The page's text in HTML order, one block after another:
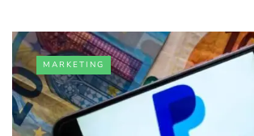
MARKETING